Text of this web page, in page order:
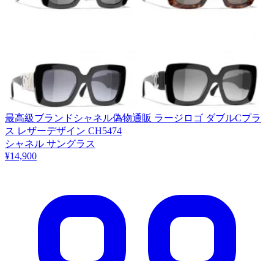
最高級ブランドシャネル偽物通販 ラージロゴ ダブルCプラ
ス レザーデザイン CH5474
シャネル サングラス
¥14,900